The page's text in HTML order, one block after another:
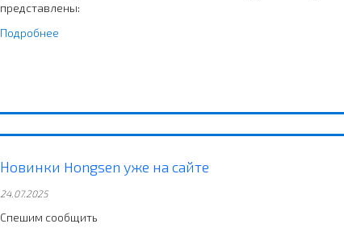
представлены:
Подробнее
Новинки Hongsen уже на сайте
24.07.2025
Спешим сообщить